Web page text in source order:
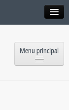
Menu principal